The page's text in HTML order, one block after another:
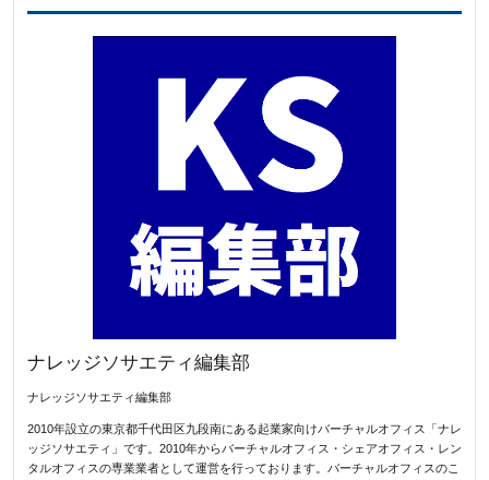
ナレッジソサエティ編集部
ナレッジソサエティ編集部
2010年設立の東京都千代田区九段南にある起業家向けバーチャルオフィス「ナレ
ッジソサエティ」です。2010年からバーチャルオフィス・シェアオフィス・レン
タルオフィスの専業業者として運営を行っております。バーチャルオフィスのこ